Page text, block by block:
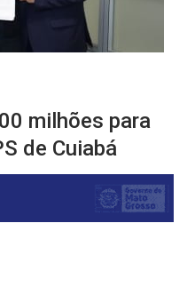
milhões para
de Cuiabá